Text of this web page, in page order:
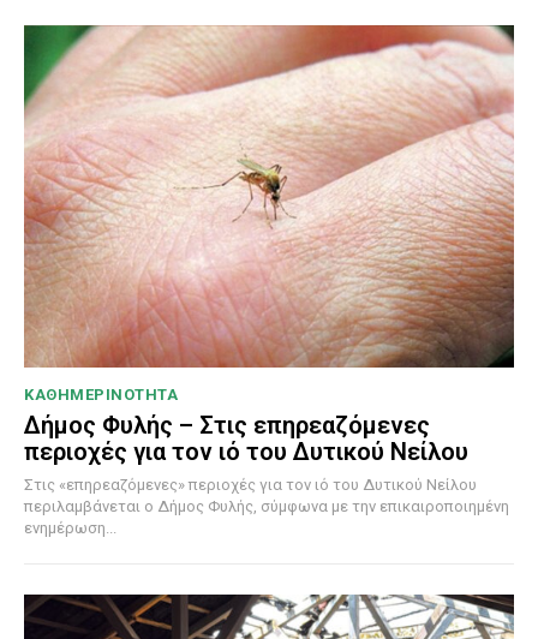
ΚΑΘΗΜΕΡΙΝΟΤΗΤΑ
Δήμος Φυλής – Στις επηρεαζόμενες
περιοχές για τον ιό του Δυτικού Νείλου
Στις «επηρεαζόμενες» περιοχές για τον ιό του Δυτικού Νείλου
περιλαμβάνεται ο Δήμος Φυλής, σύμφωνα με την επικαιροποιημένη
ενημέρωση...